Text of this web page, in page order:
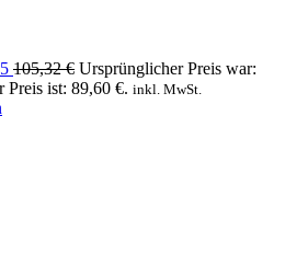
105,32€ Ursprünglicher Preis war:
Preis ist: 89,60 €. inkl. MwSt.